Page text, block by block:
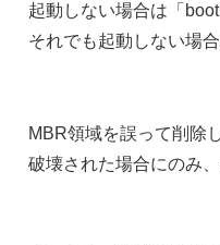
起動しない場合は「
それでも起動しない場
MBR領域を誤って削除
破壊された場合にのみ、